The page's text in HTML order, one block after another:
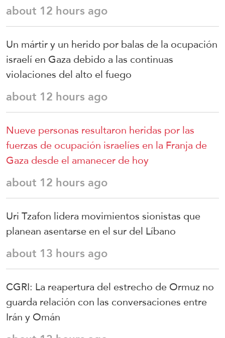
about 12 hours ago
Un mártir y un herido por balas de la ocupación
israelí en Gaza debido a las continuas
violaciones del alto el fuego
about 12 hours ago
Nueve personas resultaron heridas por las
fuerzas de ocupación israelíes en la Franja de
Gaza desde el amanecer de hoy
about 12 hours ago
Uri Tzafon lidera movimientos sionistas que
planean asentarse en el sur del Líbano
about 13 hours ago
CGRI: La reapertura del estrecho de Ormuz no
guarda relación con las conversaciones entre
Irán y Omán